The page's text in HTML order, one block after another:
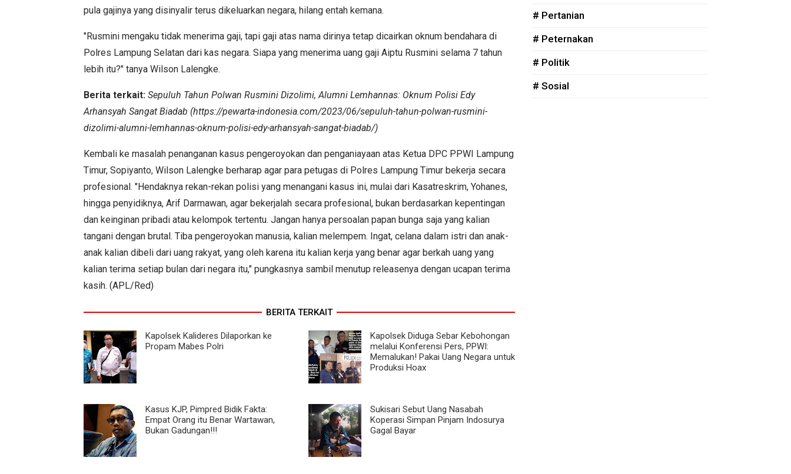
pula gajinya yang disinyalir terus dikeluarkan negara, hilang entah kemana.
"Rusmini mengaku tidak menerima gaji, tapi gaji atas nama dirinya tetap dicairkan oknum bendahara di
Polres Lampung Selatan dari kas negara. Siapa yang menerima uang gaji Aiptu Rusmini selama 7 tahun
lebih itu?" tanya Wilson Lalengke.
Berita terkait: Sepuluh Tahun Polwan Rusmini Dizolimi, Alumni Lemhannas: Oknum Polisi Edy
Arhansyah Sangat Biadab (https://pewarta-indonesia.com/2023/06/sepuluh-tahun-polwan-rusmini-
dizolimi-alumni-lemhannas-oknum-polisi-edy-arhansyah-sangat-biadab/)
Kembali ke masalah penanganan kasus pengeroyokan dan penganiayaan atas Ketua DPC PPWI Lampung
Timur, Sopiyanto, Wilson Lalengke berharap agar para petugas di Polres Lampung Timur bekerja secara
profesional. "Hendaknya rekan-rekan polisi yang menangani kasus ini, mulai dari Kasatreskrim, Yohanes,
hingga penyidiknya, Arif Darmawan, agar bekerjalah secara profesional, bukan berdasarkan kepentingan
dan keinginan pribadi atau kelompok tertentu. Jangan hanya persoalan papan bunga saja yang kalian
tangani dengan brutal. Tiba pengeroyokan manusia, kalian melempem. Ingat, celana dalam istri dan anak-
anak kalian dibeli dari uang rakyat, yang oleh karena itu kalian kerja yang benar agar berkah uang yang
kalian terima setiap bulan dari negara itu," pungkasnya sambil menutup releasenya dengan ucapan terima
kasih. (APL/Red)
BERITA TERKAIT
Kapolsek Kalideres Dilaporkan ke
Propam Mabes Polri
Kapolsek Diduga Sebar Kebohongan
melalui Konferensi Pers, PPWI:
Memalukan! Pakai Uang Negara untuk
Produksi Hoax
Kasus KJP, Pimpred Bidik Fakta:
Empat Orang itu Benar Wartawan,
Bukan Gadungan!!!
Sukisari Sebut Uang Nasabah
Koperasi Simpan Pinjam Indosurya
Gagal Bayar
# Pertanian
# Peternakan
# Politik
# Sosial